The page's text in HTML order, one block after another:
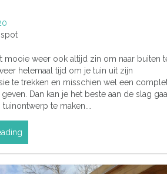
mooie weer ook altijd zin om naar buiten
helemaal tijd om je tuin uit zijn
te trekken en misschien wel een
Dan kan je het beste aan de slag
te maken.…